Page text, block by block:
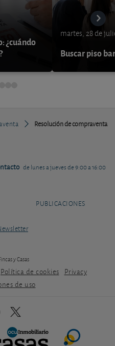
¿cuándo
martes, 28 de
Buscar piso
Resolución de compraventa
de lunes a jueves de 9:00 a 16:00
PUBLICACIONES
y Casas
Política de cookies
Privacy
de uso